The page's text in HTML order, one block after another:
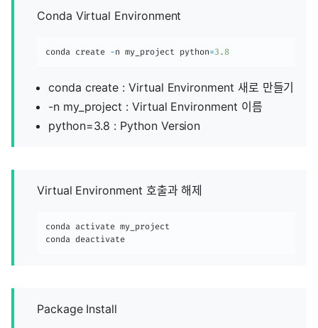
Conda Virtual Environment
conda create -n my_project python=3.8
conda create : Virtual Environment 새로 만들기
-n my_project : Virtual Environment 이름
python=3.8 : Python Version
Virtual Environment 호출과 해제
conda activate my_project
conda deactivate
Package Install